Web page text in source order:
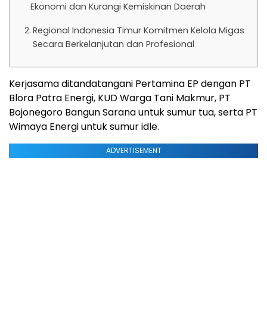
Ekonomi dan Kurangi Kemiskinan Daerah
Regional Indonesia Timur Komitmen Kelola Migas
Secara Berkelanjutan dan Profesional
Kerjasama ditandatangani Pertamina EP dengan PT
Blora Patra Energi, KUD Warga Tani Makmur, PT
Bojonegoro Bangun Sarana untuk sumur tua, serta PT
Wimaya Energi untuk sumur idle.
ADVERTISEMENT